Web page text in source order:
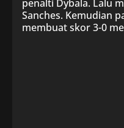
penalti Dybala. Lalu
Sanches. Kemudian
membuat skor 3-0